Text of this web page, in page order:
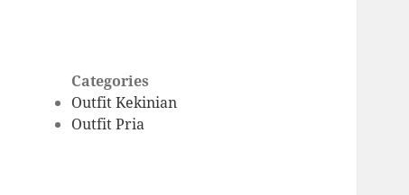
Categories
Outfit Kekinian
Outfit Pria